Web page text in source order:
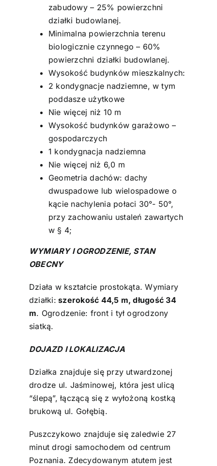
zabudowy – 25% powierzchni
działki budowlanej.
Minimalna powierzchnia terenu
biologicznie czynnego – 60%
powierzchni działki budowlanej.
Wysokość budynków mieszkalnych:
2 kondygnacje nadziemne, w tym
poddasze użytkowe
Nie więcej niż 10 m
Wysokość budynków garażowo –
gospodarczych
1 kondygnacja nadziemna
Nie więcej niż 6,0 m
Geometria dachów: dachy
dwuspadowe lub wielospadowe o
kącie nachylenia połaci 30°- 50°,
przy zachowaniu ustaleń zawartych
w § 4;
WYMIARY I OGRODZENIE, STAN
OBECNY
Działa w kształcie prostokąta. Wymiary
działki: szerokość 44,5 m, długość 34
m. Ogrodzenie: front i tył ogrodzony
siatką.
DOJAZD I LOKALIZACJA
Działka znajduje się przy utwardzonej
drodze ul. Jaśminowej, która jest ulicą
“ślepą”, łączącą się z wyłożoną kostką
brukową ul. Gołębią.
Puszczykowo znajduje się zaledwie 27
minut drogi samochodem od centrum
Poznania. Zdecydowanym atutem jest